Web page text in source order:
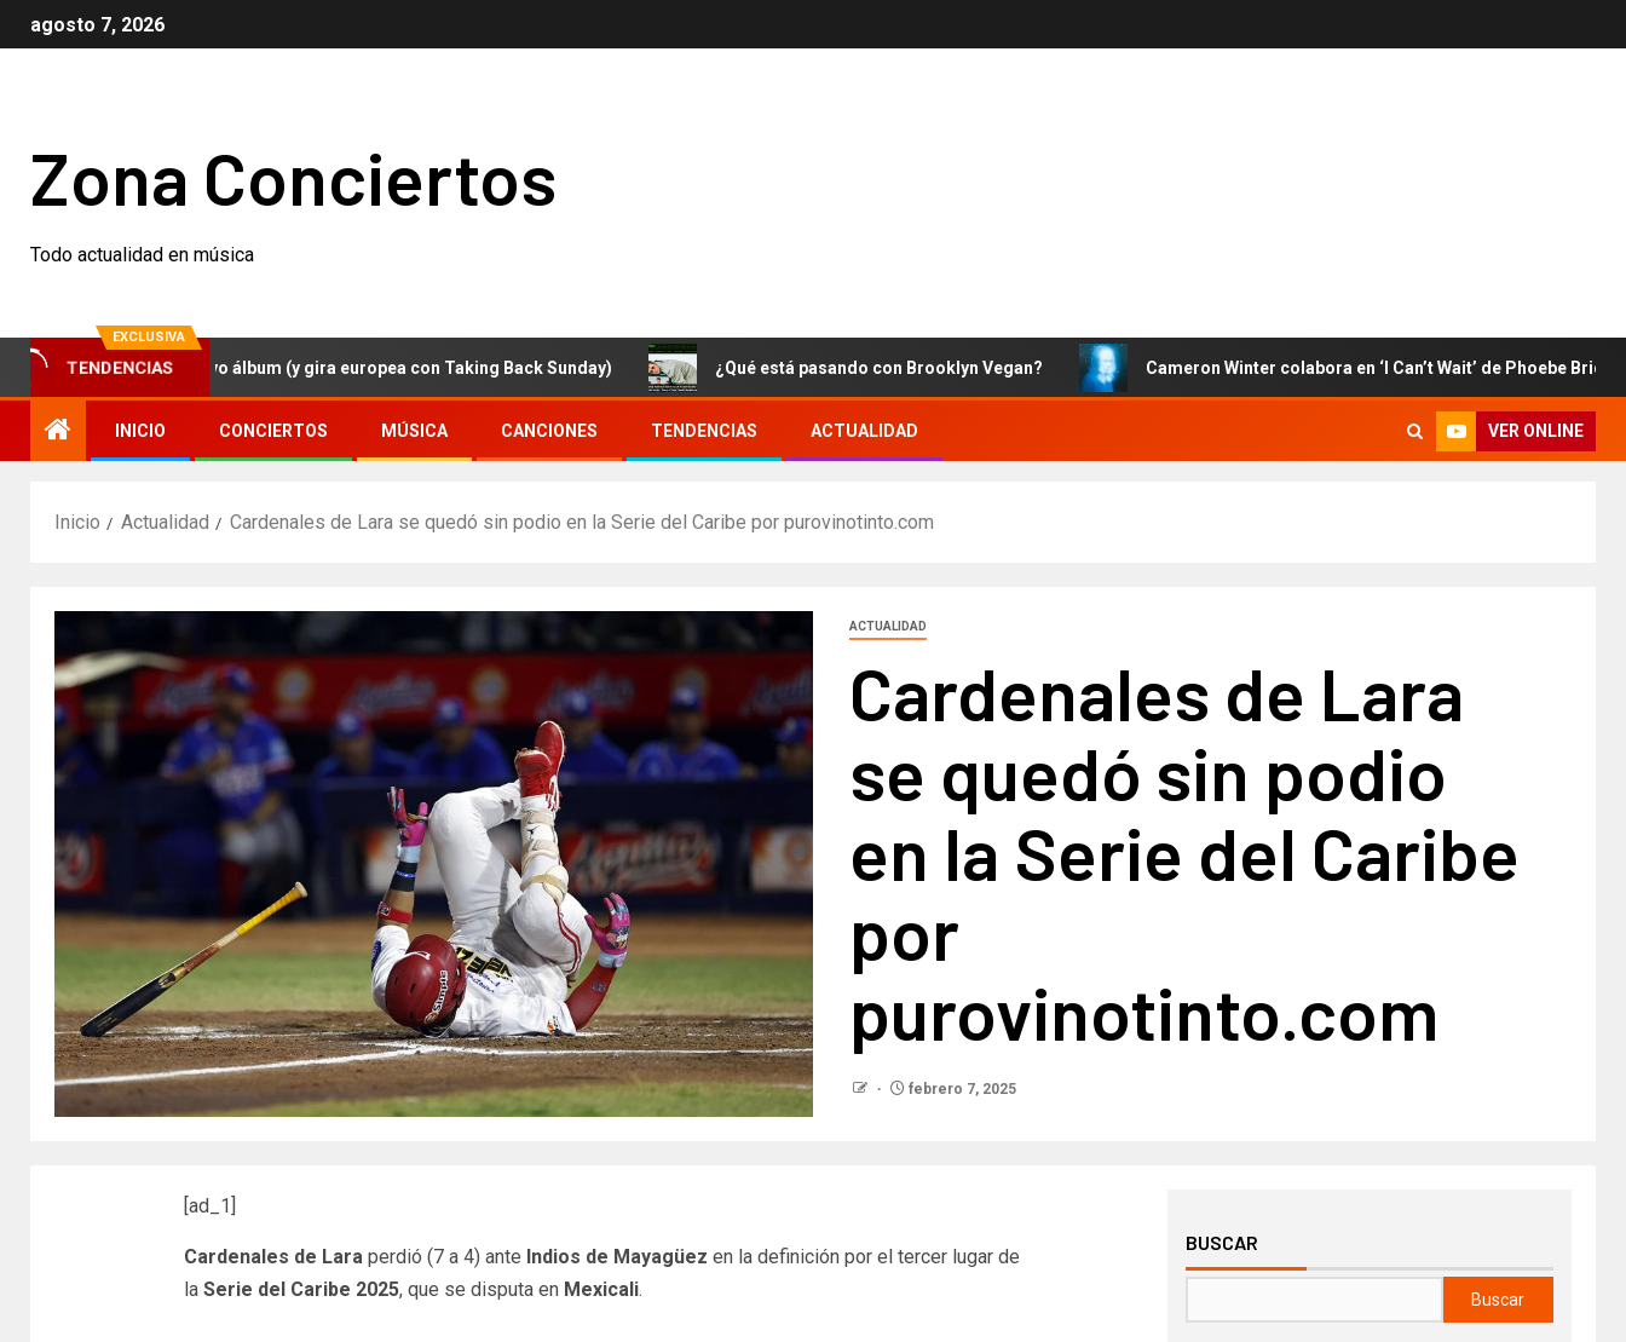
agosto 7, 2026
Zona Conciertos
Todo actualidad en música
EXCLUSIVA
TENDENCIAS
anuncian nuevo álbum (y gira europea con Taking Back Sunday) ¿Qué está pasando con Brooklyn Vegan? Cameron Winter colabora en ‘I Can’t Wait’ de Phoebe Bridgers
INICIO CONCIERTOS MÚSICA CANCIONES TENDENCIAS ACTUALIDAD VER ONLINE
Inicio Actualidad Cardenales de Lara se quedó sin podio en la Serie del Caribe por purovinotinto.com
ACTUALIDAD
Cardenales de Lara
se quedó sin podio
en la Serie del Caribe
por
purovinotinto.com
febrero 7, 2025
[ad_1]
Cardenales de Laraperdió (7 a 4) ante Indios de Mayagüez en la definición por el tercer lugar de
la Serie del Caribe 2025, que se disputa en Mexicali.
BUSCAR
Buscar